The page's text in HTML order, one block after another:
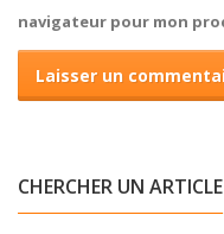
navigateur pour mon
CHERCHER UN ARTICLE